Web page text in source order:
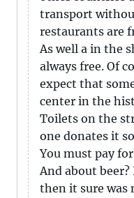
transport
restaurants are
As well a in the
always free. Of
expect that
center in the
Toilets on the
one donates it
You must pay
And about
then it sure was